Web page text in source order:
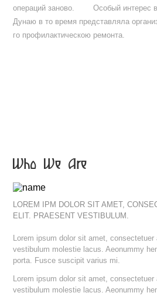
операций за­ново. Особый интерес в
Дунаю в то время представ­ляла
го профилактическою ремонта.
Who We Are
LOREM IPM DOLOR SIT AMET,
ELIT. PRAESENT VESTIBULUM.
Lorem ipsum dolor sit amet,
vestibulum molestie lacus. Aeonummy
porta. Fusce suscipit varius mi.
Lorem ipsum dolor sit amet,
vestibulum molestie lacus. Aeonummy